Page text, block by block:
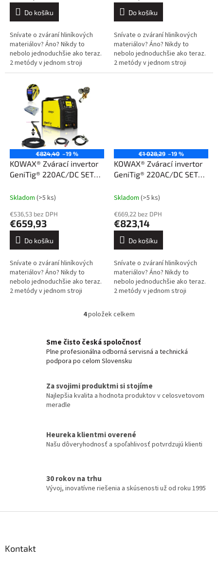
5,0
hvězdiček.
Do košíku
Snívate o zváraní hliníkových
materiálov? Áno? Nikdy to
nebolo jednoduchšie ako teraz.
2 metódy v jednom stroji
(TIG/MMA). Zvára: Hliník, oceľ,
nehrdzavejúca oceľ. Veľký...
3,3
hvězdiček.
Do košíku
Snívate o zváraní hliníkových
materiálov? Áno? Nikdy to
nebolo jednoduchšie ako teraz.
2 metódy v jednom stroji
(TIG/MMA). Zvára: Hliník, oceľ,
€824,40 –19 %
KOWAX® Zvárací invertor
GeniTig® 220AC/DC SET2
Skladom (>5 ks)
€536,53 bez DPH
€659,93
Do košíku
Snívate o zváraní hliníkových
materiálov? Áno? Nikdy to
nebolo jednoduchšie ako teraz.
2 metódy v jednom stroji
nehrdzavejúca oceľ. Veľký...
€1 028,29 –19 %
KOWAX® Zvárací invertor
GeniTig® 220AC/DC SET6
Skladom (>5 ks)
€669,22 bez DPH
€823,14
Do košíku
Snívate o zváraní hliníkových
materiálov? Áno? Nikdy to
nebolo jednoduchšie ako teraz.
2 metódy v jednom stroji
nehrdzavejúca oceľ. Veľký...
O
á
d
a
í
p
v
ý
u
4položek celkem
Sme čisto česká spoločnosť
Plne profesionálna odborná servisná a technická
podpora po celom Slovensku
Za svojimi produktmi si stojíme
Najlepšia kvalita a hodnota produktov v celosvetovom
meradle
Heureka klientmi overené
Našu dôveryhodnosť a spoľahlivosť potvrdzujú klienti
30 rokov na trhu
Vývoj, inovatívne riešenia a skúsenosti už od roku 1995
Kontakt